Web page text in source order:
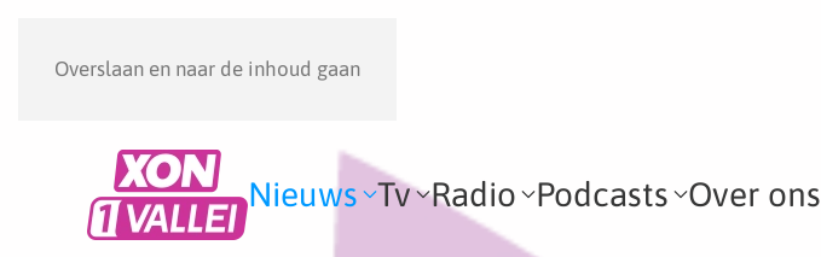
Overslaan en naar de inhoud gaan
Nieuws Tv Radio Podcasts Over ons